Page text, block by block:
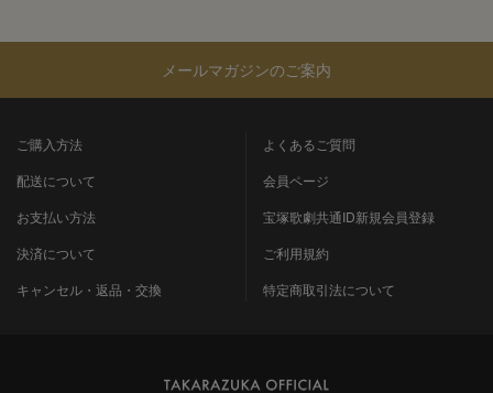
メールマガジンのご案内
ご購入方法
配送について
お支払い方法
決済について
キャンセル・返品・交換
よくあるご質問
会員ページ
宝塚歌劇共通ID新規会員登録
ご利用規約
特定商取引法について